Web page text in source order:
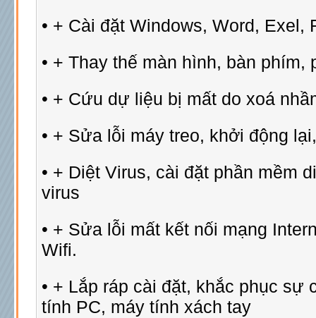
• + Cài đặt Windows, Word, Exel,
• + Thay thế màn hình, bàn phím,
• + Cứu dự liệu bị mất do xoá
• + Sửa lỗi máy treo, khởi động
• + Diệt Virus, cài đặt phần mềm
virus
• + Sửa lỗi mất kết nối mạng
Wifi.
• + Lắp ráp cài đặt, khắc phục sự
tính PC, máy tính xách tay